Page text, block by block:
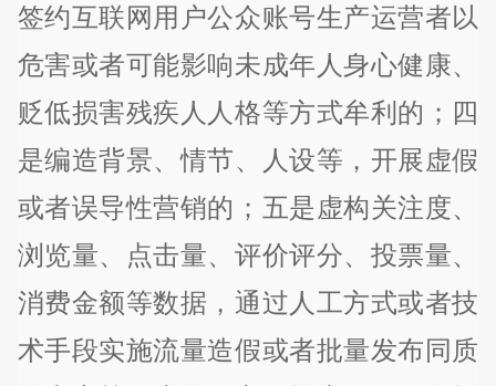
签约互联网用户公众账号生产运营者以
危害或者可能影响未成年人身心健康、
贬低损害残疾人人格等方式牟利的；四
是编造背景、情节、人设等，开展虚假
或者误导性营销的；五是虚构关注度、
浏览量、点击量、评价评分、投票量、
消费金额等数据，通过人工方式或者技
术手段实施流量造假或者批量发布同质